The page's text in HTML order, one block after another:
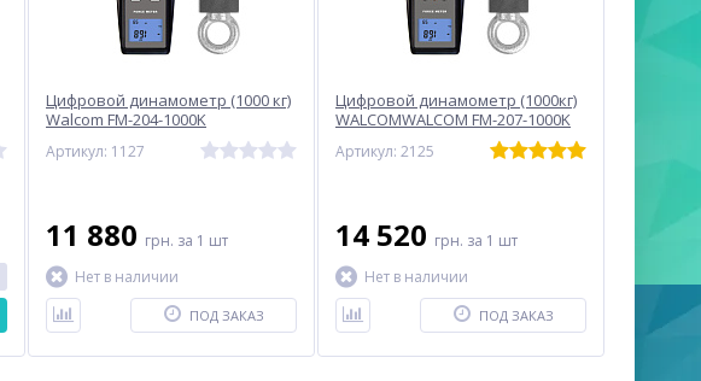
Цифровой динамометр (1000 кг)
Walcom FM-204-1000K
Артикул: 1127
11 880 грн. за 1 шт
Нет в наличии
ПОД ЗАКАЗ
Цифровой динамометр (1000кг)
WALCOMWALCOM FM-207-1000K
Артикул: 2125
14 520 грн. за 1 шт
Нет в наличии
ПОД ЗАКАЗ